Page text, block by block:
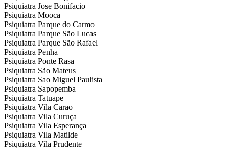
Psiquiatra Jose Bonifacio
Psiquiatra Mooca
Psiquiatra Parque do Carmo
Psiquiatra Parque São Lucas
Psiquiatra Parque São Rafael
Psiquiatra Penha
Psiquiatra Ponte Rasa
Psiquiatra São Mateus
Psiquiatra Sao Miguel Paulista
Psiquiatra Sapopemba
Psiquiatra Tatuape
Psiquiatra Vila Carao
Psiquiatra Vila Curuça
Psiquiatra Vila Esperança
Psiquiatra Vila Matilde
Psiquiatra Vila Prudente